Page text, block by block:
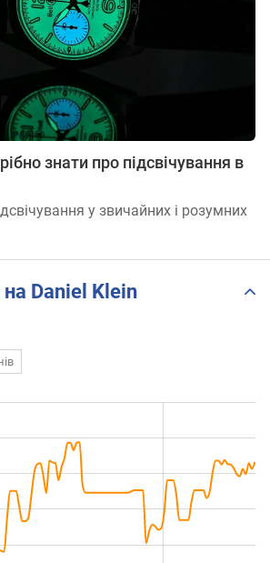
знати про підсвічування в
у звичайних і розумних
Daniel Klein